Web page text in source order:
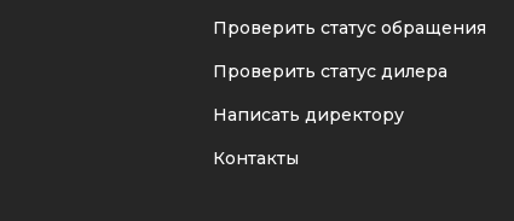
Проверить статус обращения
Проверить статус дилера
Написать директору
Контакты